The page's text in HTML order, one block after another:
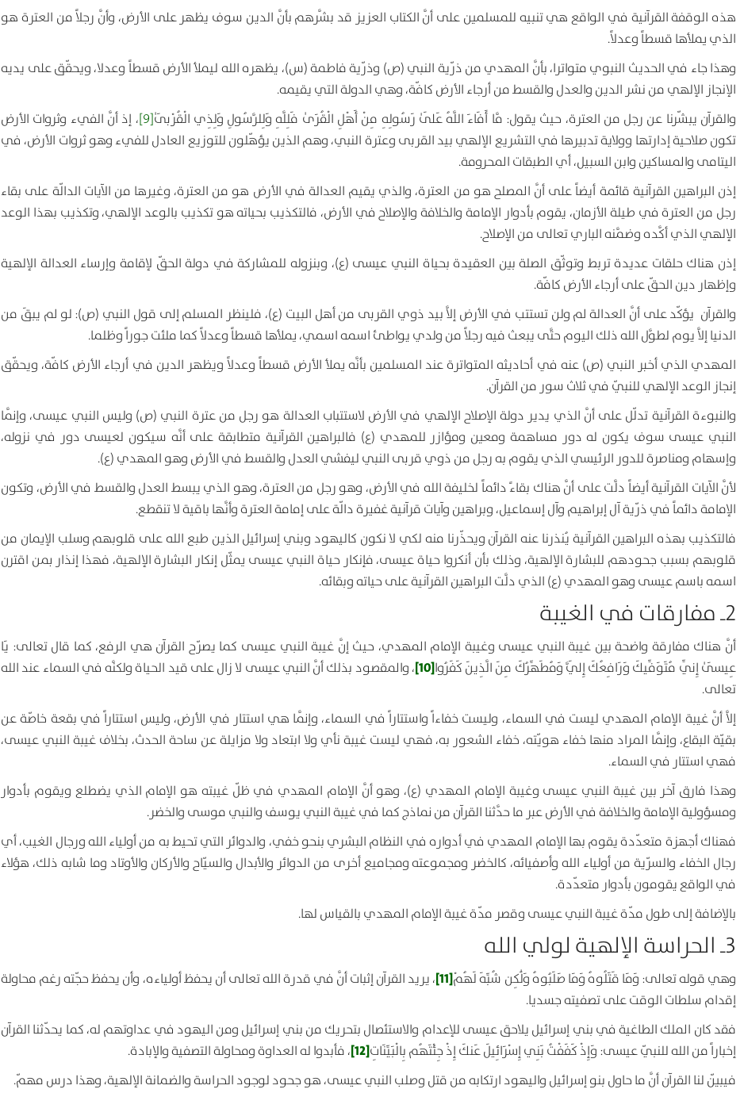
هذه الوقفة القرآنية في الواقع هي تنبيه للمسلمين على أنَّ الكتاب العزيز قد بشَّرهم بأنَّ الدين سوف يظهر على الأرض، وأنَّ رجلاً من العترة هو
الذي يملأها قسطاً وعدلاً.
وهذا جاء في الحديث النبوي متواترا، بأنَّ المهدي من ذرّية النبي (ص) وذرّية فاطمة (س)، يظهره الله ليملأ الأرض قسطاً وعدلا، ويحقّق على يديه
الإنجاز الإلهي من نشر الدين والعدل والقسط من أرجاء الأرض كافّة، وهي الدولة التي يقيمه.
والقرآن يبشّرنا عن رجل من العترة، حيث يقول: مَّا أَفَاءَ اللَّهُ عَلَىٰ رَسُولِهِ مِنْ أَهْلِ الْقُرَىٰ فَلِلَّهِ وَلِلرَّسُولِ وَلِذِي الْقُرْبَىٰ[9] ، إذ أنَّ الفيء وثروات الأرض
تكون صلاحية إدارتها وولاية تدبيرها في التشريع الإلهي بيد القربى وعترة النبي، وهم الذين يؤهّلون للتوزيع العادل للفيء وهو ثروات الأرض، في
اليتامى والمساكين وابن السبيل، أي الطبقات المحرومة.
إذن البراهين القرآنية قائمة أيضاً على أنَّ المصلح هو من العترة، والذي يقيم العدالة في الأرض هو من العترة، وغيرها من الآيات الدالّة على بقاء
رجل من العترة في طيلة الأزمان، يقوم بأدوار الإمامة والخلافة والإصلاح في الأرض، فالتكذيب بحياته هو تكذيب بالوعد الإلهي، وتكذيب بهذا الوعد
الإلهي الذي أكَّده وضمَّنه الباري تعالى من الإصلاح.
إذن هناك حلقات عديدة تربط وتوثّق الصلة بين العقيدة بحياة النبي عيسى (ع)، وبنزوله للمشاركة في دولة الحقّ لإقامة وإرساء العدالة الإلهية
وإظهار دين الحقّ على أرجاء الأرض كافّة.
والقرآن يؤكّد على أنَّ العدالة لم ولن تستتب في الأرض إلاَّ بيد ذوي القربى من أهل البيت (ع)، فلينظر المسلم إلى قول النبي (ص): لو لم يبقَ من
الدنيا إلاَّ يوم لطوَّل الله ذلك اليوم حتَّى يبعث فيه رجلاً من ولدي يواطئ اسمه اسمي، يملأها قسطاً وعدلاً كما ملئت جوراً وظلما.
المهدي الذي أخبر النبي (ص) عنه في أحاديثه المتواترة عند المسلمين بأنَّه يملأ الأرض قسطاً وعدلاً ويظهر الدين في أرجاء الأرض كافّة، ويحقّق
إنجاز الوعد الإلهي للنبيّ في ثلاث سور من القرآن.
والنبوءة القرآنية تدلّل على أنَّ الذي يدير دولة الإصلاح الإلهي في الأرض لاستتباب العدالة هو رجل من عترة النبي (ص) وليس النبي عيسى، وإنَّما
النبي عيسى سوف يكون له دور مساهمة ومعين ومؤازر للمهدي (ع) فالبراهين القرآنية متطابقة على أنَّه سيكون لعيسى دور في نزوله،
وإسهام ومناصرة للدور الرئيسي الذي يقوم به رجل من ذوي قربى النبي ليفشي العدل والقسط في الأرض وهو المهدي (ع).
لأنَّ الآيات القرآنية أيضاً دلَّت على أنَّ هناك بقاءً دائماً لخليفة الله في الأرض، وهو رجل من العترة، وهو الذي يبسط العدل والقسط في الأرض، وتكون
الإمامة دائماً في ذرّية آل إبراهيم وآل إسماعيل، وبراهين وآيات قرآنية غفيرة دالّة على إمامة العترة وأنَّها باقية لا تنقطع.
فالتكذيب بهذه البراهين القرآنية يُنذرنا عنه القرآن ويحذّرنا منه لكي لا نكون كاليهود وبني إسرائيل الذين طبع الله على قلوبهم وسلب الإيمان من
قلوبهم بسبب جحودهم للبشارة الإلهية، وذلك بأن أنكروا حياة عيسى، فإنكار حياة النبي عيسى يمثّل إنكار البشارة الإلهية، فهذا إنذار بمن اقترن
اسمه باسم عيسى وهو المهدي (ع) الذي دلَّت البراهين القرآنية على حياته وبقائه.
2ـ مفارقات في الغيبة
أنَّ هناك مفارقة واضحة بين غيبة النبي عيسى وغيبة الإمام المهدي، حيث إنَّ غيبة النبي عيسى كما يصرّح القرآن هي الرفع، كما قال تعالى: يَا
عِيسَىٰ إِنِّي مُتَوَفِّيكَ وَرَافِعُكَ إِلَيَّ وَمُطَهِّرُكَ مِنَ الَّذِينَ كَفَرُوا[10]
، والمقصود بذلك أنَّ النبي عيسى لا زال على قيد الحياة ولكنَّه في السماء عند الله
تعالى.
إلاَّ أنَّ غيبة الإمام المهدي ليست في السماء، وليست خفاءاً واستتاراً في السماء، وإنَّما هي استتار في الأرض، وليس استتاراً في بقعة خاصّة عن
بقيّة البقاع، وإنَّما المراد منها خفاء هويّته، خفاء الشعور به، فهي ليست غيبة نأي ولا ابتعاد ولا مزايلة عن ساحة الحدث، بخلاف غيبة النبي عيسى،
فهي استتار في السماء.
وهذا فارق آخر بين غيبة النبي عيسى وغيبة الإمام المهدي (ع)، وهو أنَّ الإمام المهدي في ظلّ غيبته هو الإمام الذي يضطلع ويقوم بأدوار
ومسؤولية الإمامة والخلافة في الأرض عبر ما حدَّثنا القرآن من نماذج كما في غيبة النبي يوسف والنبي موسى والخضر.
فهناك أجهزة متعدّدة يقوم بها الإمام المهدي في أدواره في النظام البشري بنحو خفي، والدوائر التي تحيط به من أولياء الله ورجال الغيب، أي
رجال الخفاء والسرّية من أولياء الله وأصفيائه، كالخضر ومجموعته ومجاميع أخرى من الدوائر والأبدال والسيّاح والأركان والأوتاد وما شابه ذلك، هؤلاء
في الواقع يقومون بأدوار متعدّدة.
بالإضافة إلى طول مدّة غيبة النبي عيسى وقصر مدّة غيبة الإمام المهدي بالقياس لها.
3ـ الحراسة الإلهية لولي الله
وهي قوله تعالى: وَمَا قَتَلُوهُ وَمَا صَلَبُوهُ وَلَٰكِن شُبِّهَ لَهُمْ[11]
، يريد القرآن إثبات أنَّ في قدرة الله تعالى أن يحفظ أولياءه، وأن يحفظ حجّته رغم محاولة
إقدام سلطات الوقت على تصفيته جسديا.
فقد كان الملك الطاغية في بني إسرائيل يلاحق عيسى للإعدام والاستئصال بتحريك من بني إسرائيل ومن اليهود في عداوتهم له، كما يحدّثنا القرآن
إخباراً من الله للنبيّ عيسى: وَإِذْ كَفَفْتُ بَنِي إِسْرَائِيلَ عَنكَ إِذْ جِئْتَهُم بِالْبَيِّنَاتِ[12]
، فأبدوا له العداوة ومحاولة التصفية والإبادة.
فيبيّن لنا القرآن أنَّ ما حاول بنو إسرائيل واليهود ارتكابه من قتل وصلب النبي عيسى، هو جحود لوجود الحراسة والضمانة الإلهية، وهذا درس مهمّ.